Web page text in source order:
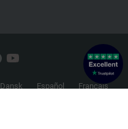
Dansk Español
Français